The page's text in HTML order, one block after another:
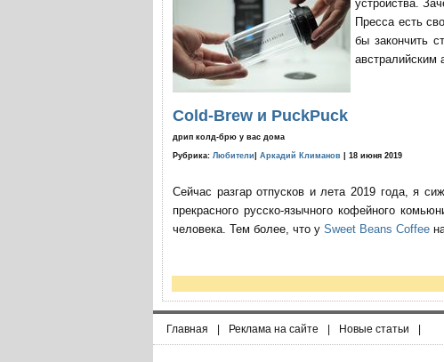
устройства.
Пресса есть
бы закончить
австралийским
Cold-Brew и PuckPuck
дрип колд-брю у вас дома
Рубрика: Любители Аркадий Климанов | 18 июня 2019
Сейчас разгар отпусков и лета 2019 года, я
прекрасного русско-язычного кофейного
человека. Тем более, что у Sweet Beans Coffee
Главная | Реклама на сайте | Новые статьи |